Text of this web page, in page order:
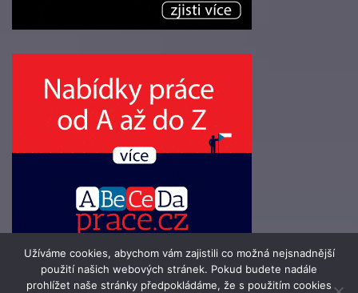
Užíváme cookies, abychom vám zajistili co možná nejsnadnější
použití našich webových stránek. Pokud budete nadále
prohlížet naše stránky předpokládáme, že s použitím cookies